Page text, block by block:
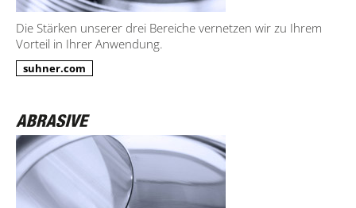
Die Stärken unserer drei Bereiche vernetzen wir zu Ihrem
Vorteil in Ihrer Anwendung.
suhner.com